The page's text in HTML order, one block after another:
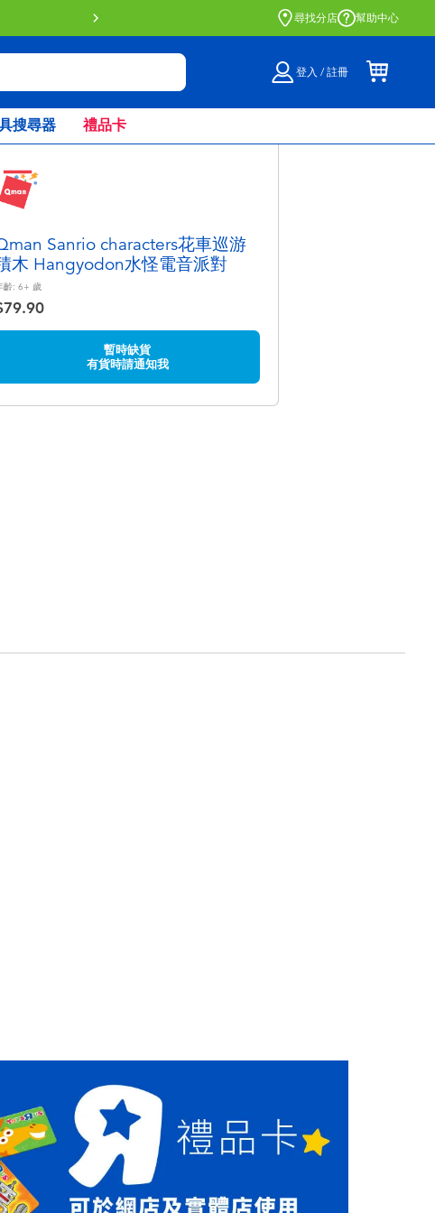
門店自取服務 網上購買並在店內
尋找分店 幫助中心
登入 / 註冊
搜尋器 禮品卡
Sanrio characters花車巡游
木 Hangyodon水怪電音派對
齡: 6+ 歲
暫時缺貨
有貨時請通知我